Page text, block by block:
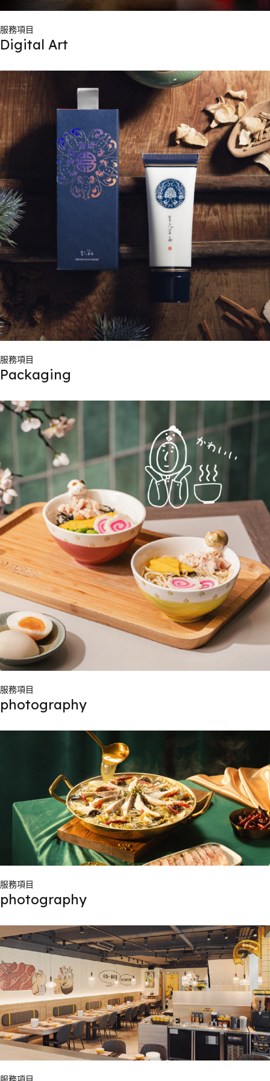
服務項目
Digital Art
服務項目
Packaging
服務項目
photography
服務項目
photography